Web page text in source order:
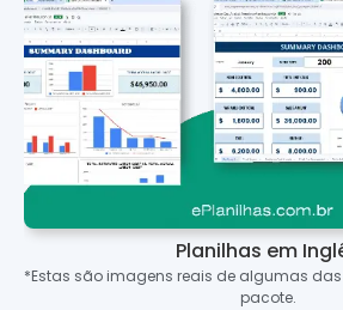
Planilhas em
*Estas são imagens reais de algumas
pacote.